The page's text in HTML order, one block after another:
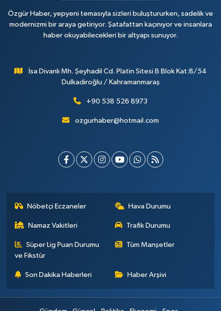
Özgür Haber, yepyeni temasıyla sizleri buluştururken, sadelik ve
modernizmi bir araya getiriyor. Şatafattan kaçınıyor ve insanlara
haber okuyabilecekleri bir altyapı sunuyor.
İsa Divanlı Mh. Şeyhadil Cd. Platin Sitesi B Blok Kat:8/54
Dulkadiroğlu / Kahramanmaraş
+90 538 526 8973
ozgurhaber@hotmail.com
Nöbetçi Eczaneler Hava Durumu
Namaz Vakitleri Trafik Durumu
Süper Lig Puan Durumu
ve Fikstür
Tüm Manşetler
Son Dakika Haberleri Haber Arşivi